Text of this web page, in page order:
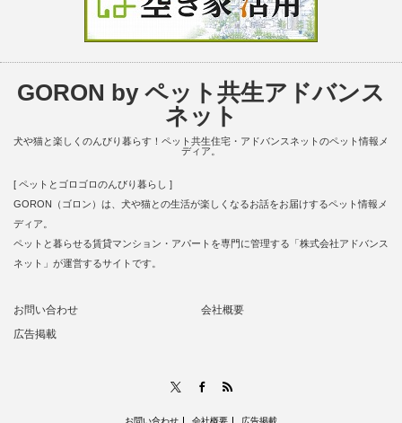
GORON by ペット共生アドバンス
ネット
犬や猫と楽しくのんびり暮らす！ペット共生住宅・アドバンスネットのペット情報メ
ディア。
[ ペットとゴロゴロのんびり暮らし ]
GORON（ゴロン）は、犬や猫との生活が楽しくなるお話をお届けするペット情報メ
ディア。
ペットと暮らせる賃貸マンション・アパートを専門に管理する「株式会社アドバンス
ネット」が運営するサイトです。
お問い合わせ
会社概要
広告掲載
Facebook
お問い合わせ 会社概要 広告掲載